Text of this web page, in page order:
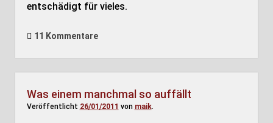
entschädigt für vieles.
11 Kommentare
Was einem manchmal so auffällt
Veröffentlicht 26/01/2011 von maik.